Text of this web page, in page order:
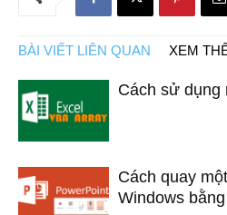
BÀI VIẾT LIÊN QUAN XEM
Cách sử dụng
Cách quay
Windows